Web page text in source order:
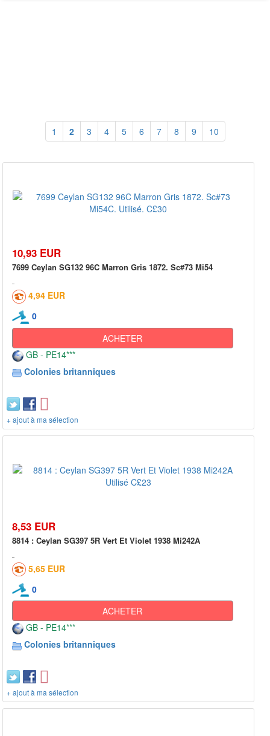
1 2 3 4 5 6 7 8 9 10
10,93 EUR
7699 Ceylan SG132 96C Marron Gris 1872. Sc#73 Mi54
4,94 EUR
0
ACHETER
GB - PE14***
Colonies britanniques
+ ajout à ma sélection
8,53 EUR
8814 : Ceylan SG397 5R Vert Et Violet 1938 Mi242A
5,65 EUR
0
ACHETER
GB - PE14***
Colonies britanniques
+ ajout à ma sélection